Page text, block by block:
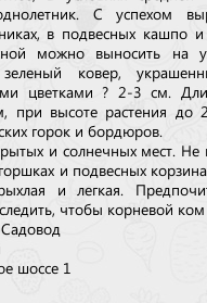
С успехом
в подвесных кашпо и
можно выносить на
ковер,
цветками ? 2-3 см.
при высоте растения до
горок и бордюров.
и солнечных мест. Не
и подвесных
и легкая.
чтобы корневой ком
шоссе 1